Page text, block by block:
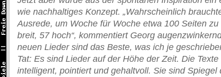
wie nachhaltiges Konzept. „Wahrscheinlich
Ausrede, um Woche für Woche etwa 100 Seiten
breit, 57 hoch“, kommentiert Georg
neuen Lieder sind das Beste, was ich je
Tat: Es sind Lieder auf der Höhe der Zeit. Die
intelligent, pointiert und gehaltvoll. Sie sind Spiegel